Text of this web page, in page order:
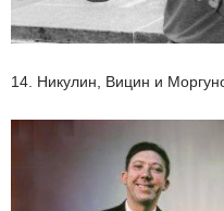
14. Никулин, Вицин и